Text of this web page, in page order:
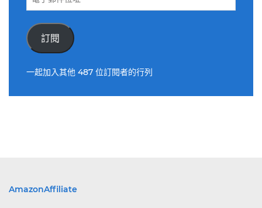
件
位
訂閱
一起加入其他 487 位訂閱者的行列
AmazonAffiliate